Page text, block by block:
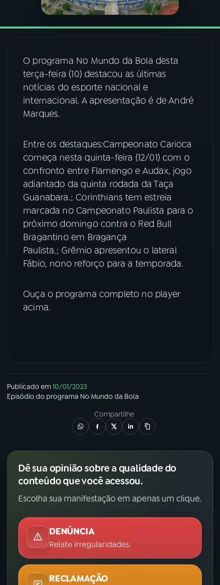
05PODCASTS
06VIDEOCASTS
07ÚLTIMAS
ACOMPANHE A RÁDIO NACIONAL
Facebook
Instagram X
TikTok
O programa No Mundo da Bola desta
terça-feira (10) destacou as últimas
notícias do esporte nacional e
internacional. A apresentação é de André
Marques.
Entre os destaques:Campeonato Carioca
começa nesta quinta-feira (12/01) com o
confronto entre Flamengo e Audax, jogo
adiantado da quinta rodada da Taça
Guanabara.; Corinthians tem estreia
marcada no Campeonato Paulista para o
próximo domingo contra o Red Bull
Bragantino em Bragança
Paulista.; Grêmio apresentou o lateral
Fábio, nono reforço para a temporada.
Ouça o programa completo no player
acima.
Publicado em10/01/2023
Episódio do programa No Mundo da Bola
Compartilhe
Dê sua opinião sobre a qualidade do
conteúdo que você acessou.
Escolha sua manifestação em apenas um clique.
DENÚNCIA
Relate irregularidades.
RECLAMAÇÃO